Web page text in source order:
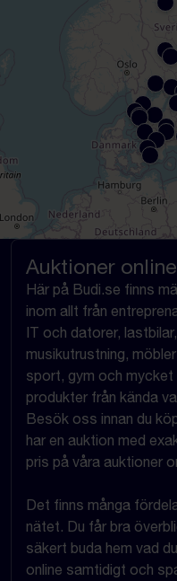
Auktioner
Här på Budi.se finns
inom allt från
IT och datorer,
musikutrustning,
sport, gym och
produkter från kända
Besök oss innan du
har en auktion med
pris på våra auktioner
Det finns många
nätet. Du får bra
säkert buda hem vad
online samtidigt och